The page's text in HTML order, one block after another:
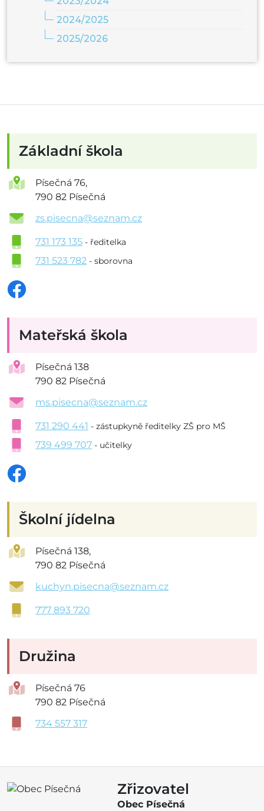
2024/2025
2025/2026
Základní škola
Písečná 76,
790 82 Písečná
zs.pisecna@seznam.cz
731 173 135 - ředitelka
731 523 782 - sborovna
Mateřská škola
Písečná 138
790 82 Písečná
ms.pisecna@seznam.cz
731 290 441 - zástupkyně ředitelky ZŠ pro MŠ
739 499 707 - učitelky
Školní jídelna
Písečná 138,
790 82 Písečná
kuchyn.pisecna@seznam.cz
777 893 720
Družina
Písečná 76
790 82 Písečná
734 557 317
Zřizovatel
Obec Písečná